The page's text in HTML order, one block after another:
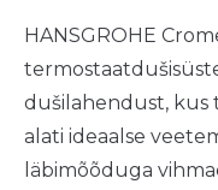
HANSGROHE
dušilahendust,
alati ideaalse
läbimõõduga